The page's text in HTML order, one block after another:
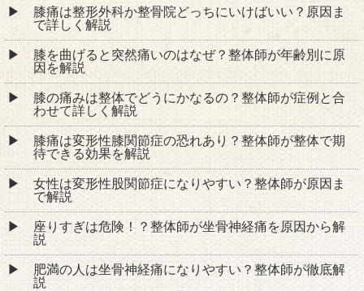
膝痛は整形外科か整骨院どっちにいけばいい？原因ま
で詳しく解説
膝を曲げると突然痛いのはなぜ？整体師が年齢別に原
因を解説
膝の痛みは整体でどうにかなるの？整体師が症例と合
わせて詳しく解説
膝痛は変形性膝関節症の恐れあり？整体師が整体で期
待できる効果を解説
女性は変形性股関節症になりやすい？整体師が原因ま
で解説
座りすぎは危険！？整体師が坐骨神経痛を原因から解
説
肥満の人は坐骨神経痛になりやすい？整体師が徹底解
説